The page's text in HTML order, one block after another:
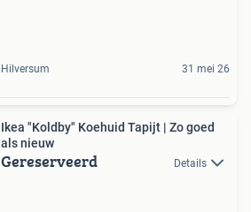
Hilversum 31 mei 26
Ikea "Koldby" Koehuid Tapijt | Zo goed
als nieuw
Gereserveerd Details